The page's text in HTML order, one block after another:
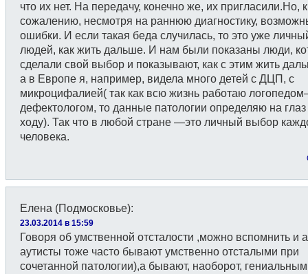
что их нет. На передачу, конечно же, их пригласили.Но, к
сожалению, несмотря на раннюю диагностику,
ошибки. И если такая беда случилась, то это уже
людей, как жить дальше. И нам были показаны люди,
сделали свой выбор и показывают, как с этим жить
а в Европе я, например, видела много детей с ДЦП, с
микроцифалией( так как всю жизнь работаю
дефектологом, то данные патологии определяю на глаз
ходу). Так что в любой стране —это личный выбор
человека.
Елена (Подмосковье):
23.03.2014 в 15:59
Говоря об умственной отсталости ,можно вспомнить и
аутисты тоже часто бывают умственно отсталыми при
сочетанной патологии),а бывают, наоборот,